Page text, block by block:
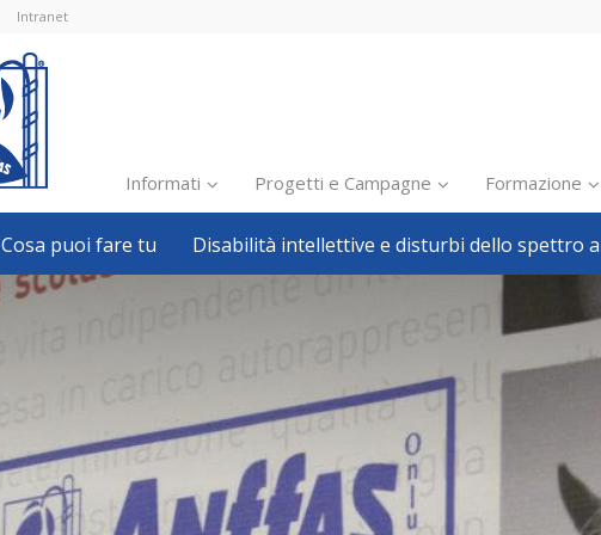
Intranet
Informati
Inclusione scolastica
Inclusione lavorativa
Politiche sociali
Pillole
Formazione
Avvisi, bandi
Welfare locale
Progetti e Campagne Formazione
Cosa puoi fare tu Disabilità intellettive e disturbi dello spettro